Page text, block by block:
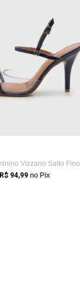
R$ 94,99 no Pix